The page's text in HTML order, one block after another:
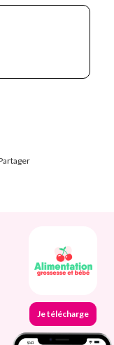
Je télécharge